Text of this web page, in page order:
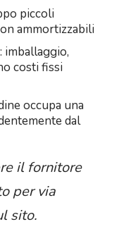
piccoli
ammortizzabili
: imballaggio,
costi fissi
occupa una
dal
il fornitore
per via
sito.